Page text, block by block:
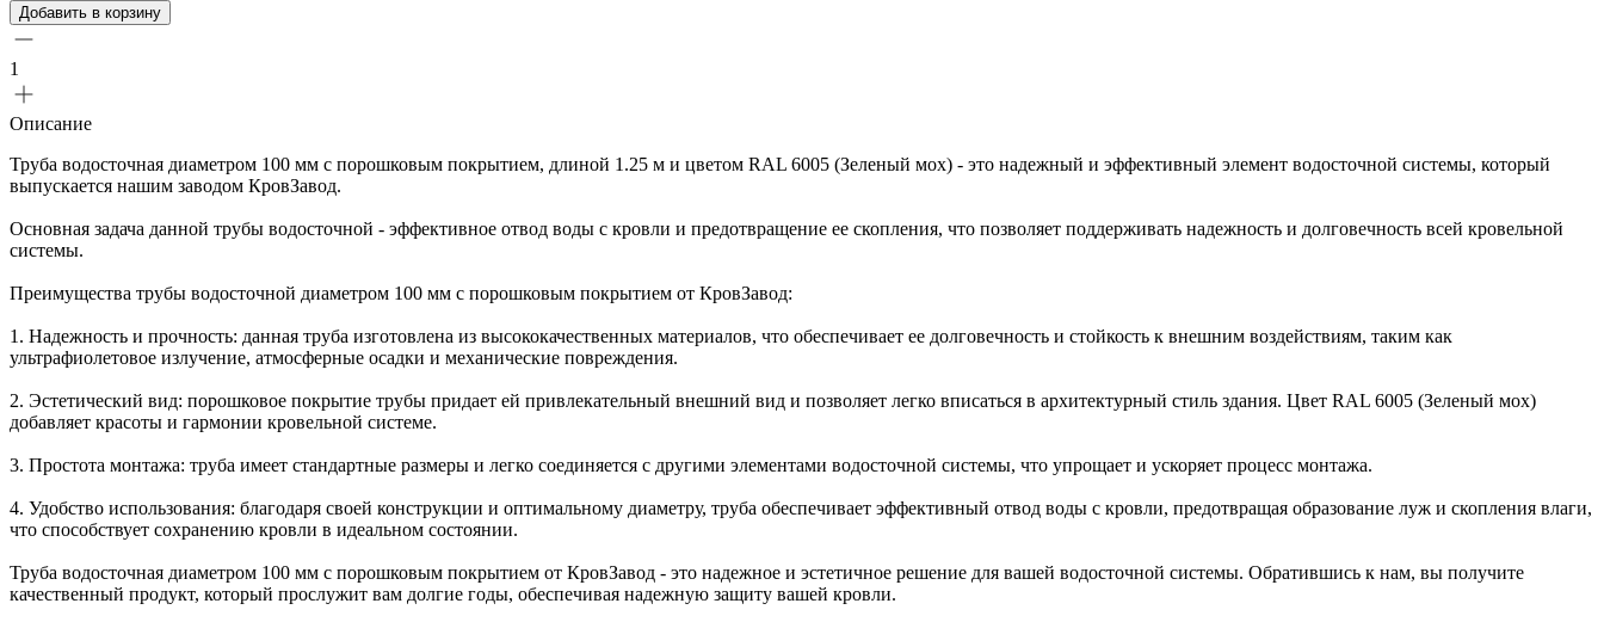
Добавить в корзину
1
Описание
Труба водосточная диаметром 100 мм с порошковым покрытием, длиной 1.25 м и цветом RAL 6005 (Зеленый мох) - это надежный и эффективный элемент водосточной системы, который
выпускается нашим заводом КровЗавод.
Основная задача данной трубы водосточной - эффективное отвод воды с кровли и предотвращение ее скопления, что позволяет поддерживать надежность и долговечность всей кровельной
системы.
Преимущества трубы водосточной диаметром 100 мм с порошковым покрытием от КровЗавод:
1. Надежность и прочность: данная труба изготовлена из высококачественных материалов, что обеспечивает ее долговечность и стойкость к внешним воздействиям, таким как
ультрафиолетовое излучение, атмосферные осадки и механические повреждения.
2. Эстетический вид: порошковое покрытие трубы придает ей привлекательный внешний вид и позволяет легко вписаться в архитектурный стиль здания. Цвет RAL 6005 (Зеленый мох)
добавляет красоты и гармонии кровельной системе.
3. Простота монтажа: труба имеет стандартные размеры и легко соединяется с другими элементами водосточной системы, что упрощает и ускоряет процесс монтажа.
4. Удобство использования: благодаря своей конструкции и оптимальному диаметру, труба обеспечивает эффективный отвод воды с кровли, предотвращая образование луж и скопления влаги,
что способствует сохранению кровли в идеальном состоянии.
Труба водосточная диаметром 100 мм с порошковым покрытием от КровЗавод - это надежное и эстетичное решение для вашей водосточной системы. Обратившись к нам, вы получите
качественный продукт, который прослужит вам долгие годы, обеспечивая надежную защиту вашей кровли.